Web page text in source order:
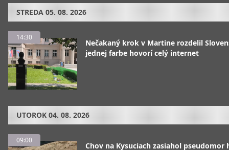
STREDA 05. 08. 2026
14:30
Nečakaný krok v Martine rozdelil
jednej farbe hovorí celý internet
UTOROK 04. 08. 2026
09:00
Chov na Kysuciach zasiahol pseudomor